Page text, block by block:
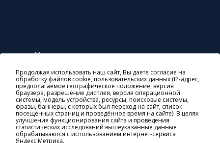
Продолжая использовать наш сайт, Вы даете согласие на
обработку файлов cookie, пользовательских данных (IP-адрес,
предполагаемое географическое положение, версия
браузера, разрешение дисплея, версия операционной
системы, модель устройства, ресурсы, поисковые системы,
фразы, баннеры, с которых был переход на сайт, список
посещённых страниц и проведённое время на сайте). В целях
улучшения функционирования сайта и проведения
статистических исследований вышеуказанные данные
обрабатываются с использованием интернет-сервиса
Яндекс.Метрика.
Контакты
г. Чита, ул. Богомягкова, 23
8 800 10-000-01
general@soczashita-chita.ru
пн-чт: 08:45-18:00
пт: 8:45-17:00